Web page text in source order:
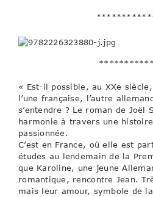
« Est-il possible, au XXe
l’une française, l’autre
s’entendre ? Le roman de Joël
harmonie à travers une
passionnée.
C’est en France, où elle est
études au lendemain de la
que Karoline, une jeune
romantique, rencontre Jean.
mais leur amour, symbole de